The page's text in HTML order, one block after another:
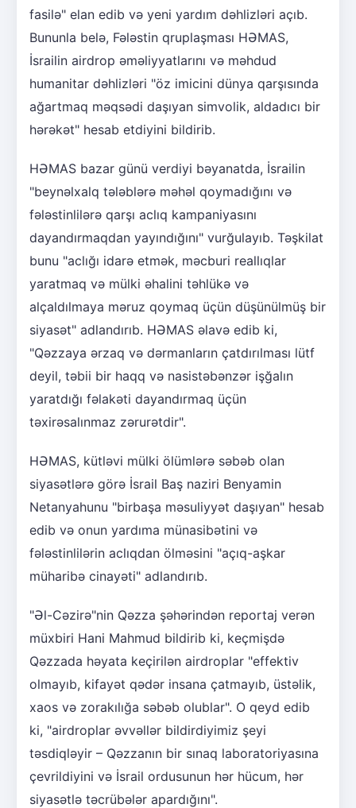
fasilə" elan edib və yeni yardım dəhlizləri açıb.
Bununla belə, Fələstin qruplaşması HƏMAS,
İsrailin airdrop əməliyyatlarını və məhdud
humanitar dəhlizləri "öz imicini dünya qarşısında
ağartmaq məqsədi daşıyan simvolik, aldadıcı bir
hərəkət" hesab etdiyini bildirib.
HƏMAS bazar günü verdiyi bəyanatda, İsrailin
"beynəlxalq tələblərə məhəl qoymadığını və
fələstinlilərə qarşı aclıq kampaniyasını
dayandırmaqdan yayındığını" vurğulayıb. Təşkilat
bunu "aclığı idarə etmək, məcburi reallıqlar
yaratmaq və mülki əhalini təhlükə və
alçaldılmaya məruz qoymaq üçün düşünülmüş bir
siyasət" adlandırıb. HƏMAS əlavə edib ki,
"Qəzzaya ərzaq və dərmanların çatdırılması lütf
deyil, təbii bir haqq və nasistəbənzər işğalın
yaratdığı fəlakəti dayandırmaq üçün
təxirəsalınmaz zərurətdir".
HƏMAS, kütləvi mülki ölümlərə səbəb olan
siyasətlərə görə İsrail Baş naziri Benyamin
Netanyahunu "birbaşa məsuliyyət daşıyan" hesab
edib və onun yardıma münasibətini və
fələstinlilərin aclıqdan ölməsini "açıq-aşkar
müharibə cinayəti" adlandırıb.
"Əl-Cəzirə"nin Qəzza şəhərindən reportaj verən
müxbiri Hani Mahmud bildirib ki, keçmişdə
Qəzzada həyata keçirilən airdroplar "effektiv
olmayıb, kifayət qədər insana çatmayıb, üstəlik,
xaos və zorakılığa səbəb olublar". O qeyd edib
ki, "airdroplar əvvəllər bildirdiyimiz şeyi
təsdiqləyir – Qəzzanın bir sınaq laboratoriyasına
çevrildiyini və İsrail ordusunun hər hücum, hər
siyasətlə təcrübələr apardığını".